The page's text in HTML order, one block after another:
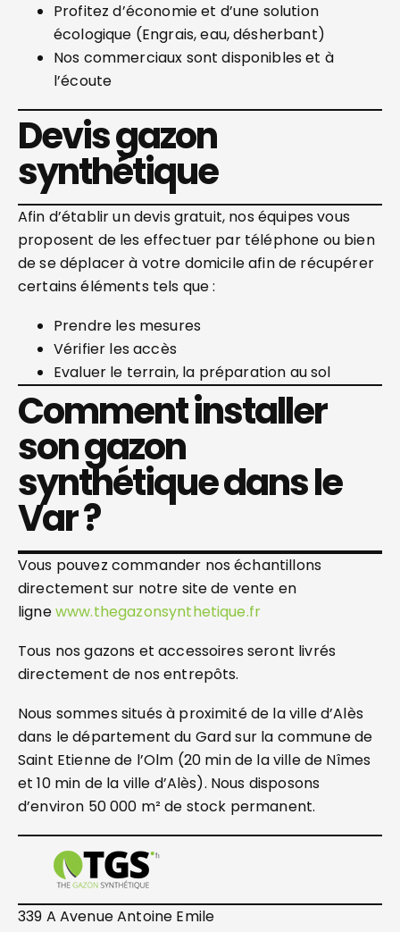
Profitez d’économie et d’une solution
écologique (Engrais, eau, désherbant)
Nos commerciaux sont disponibles et à
l’écoute
Devis gazon
synthétique
Afin d’établir un devis gratuit, nos équipes vous
proposent de les effectuer par téléphone ou bien
de se déplacer à votre domicile afin de récupérer
certains éléments tels que :
Prendre les mesures
Vérifier les accès
Evaluer le terrain, la préparation au sol
Comment installer
son gazon
synthétique dans le
Var ?
Vous pouvez commander nos échantillons
directement sur notre site de vente en
lignewww.thegazonsynthetique.fr
Tous nos gazons et accessoires seront livrés
directement de nos entrepôts.
Nous sommes situés à proximité de la ville d’Alès
dans le département du Gard sur la commune de
Saint Etienne de l’Olm (20 min de la ville de Nîmes
et 10 min de la ville d’Alès). Nous disposons
d’environ 50 000 m² de stock permanent.
339 A Avenue Antoine Emile